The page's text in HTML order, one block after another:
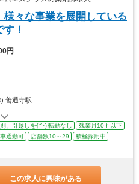
様々な事業を展開している
！
円
) 善通寺駅
、引越しを伴う転勤なし
残業月10ｈ以下
車通勤可 店舗数10～29
積極採用中
この求人に興味がある